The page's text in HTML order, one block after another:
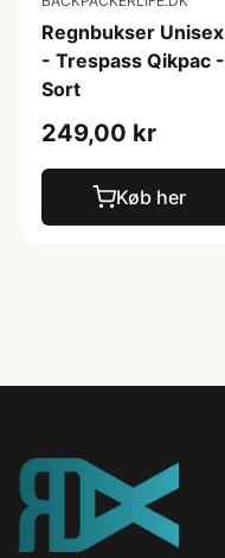
Regnbukser Unisex
- Trespass Qikpac -
Sort
249,00 kr
Køb her